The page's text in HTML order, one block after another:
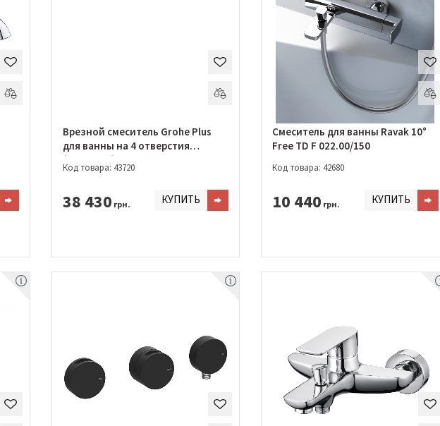
Врезной смеситель Grohe Plus
для ванны на 4 отверстия
(29307003)
Код товара: 43720
38 430 грн. КУПИТЬ
Смеситель для ванны Ravak 10°
Free TD F 022.00/150
Код товара: 42680
10 440 грн. КУПИТЬ